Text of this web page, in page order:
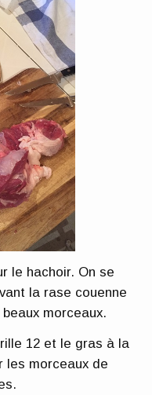
le hachoir. On se
la rase couenne
morceaux.
12 et le gras à la
les morceaux de